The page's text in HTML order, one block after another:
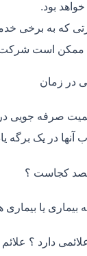
بود.
که به برخی
است شرکت
در زمان
صرفه جویی
آنها در یک برگه
کجاست ؟
بیماری یا
علائمی دارد ؟